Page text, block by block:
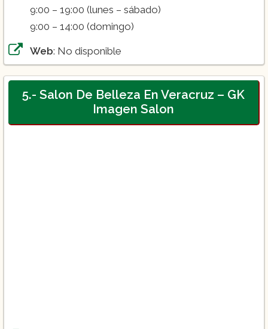
9:00 – 19:00 (lunes – sábado)
9:00 – 14:00 (domingo)
Web: No disponible
5.- Salon De Belleza En Veracruz – GK
Imagen Salon